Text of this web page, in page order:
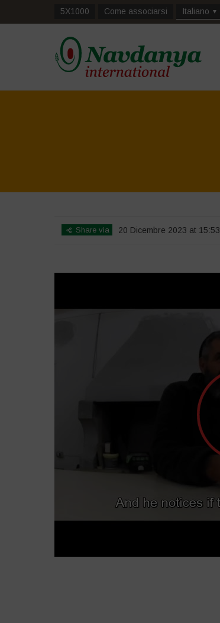
5X1000 Come associarsi Italiano
Share via 20 Dicembre 2023 at 15:53